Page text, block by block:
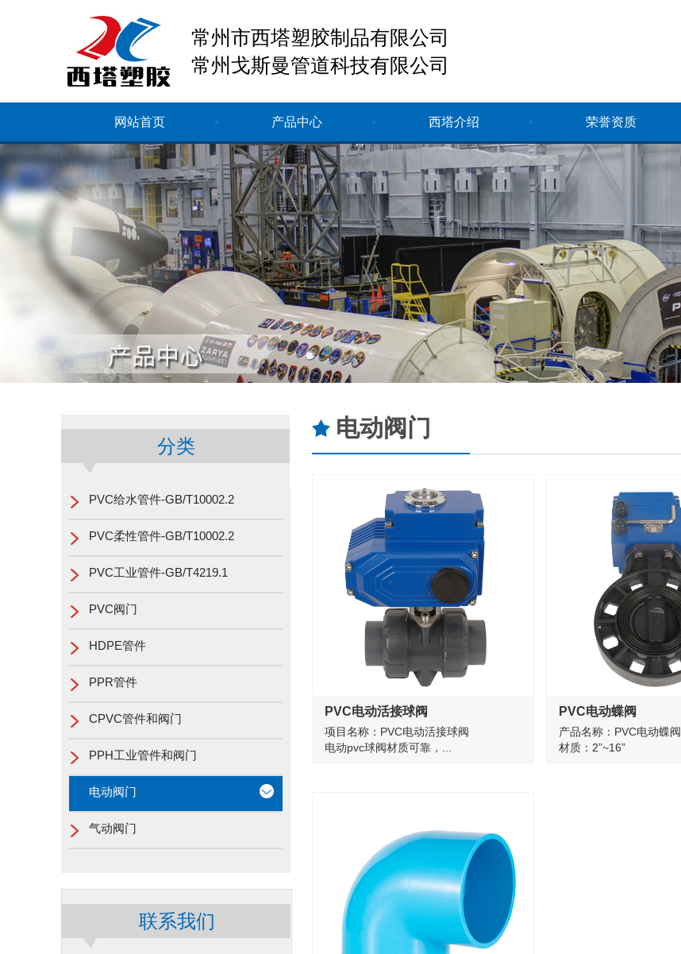
常州市西塔塑胶制品有限公司
常州戈斯曼管道科技有限公司
网站首页 产品中心 西塔介绍 荣誉资质
分类
PVC给水管件-GB/T10002.2
PVC柔性管件-GB/T10002.2
PVC工业管件-GB/T4219.1
PVC阀门
HDPE管件
PPR管件
CPVC管件和阀门
PPH工业管件和阀门
电动阀门
气动阀门
联系我们
电动阀门
PVC电动活接球阀
项目名称：PVC电动活接球阀
电动pvc球阀材质可靠，...
PVC电动蝶阀
产品名称：PVC电动蝶阀
材质：2”~16”